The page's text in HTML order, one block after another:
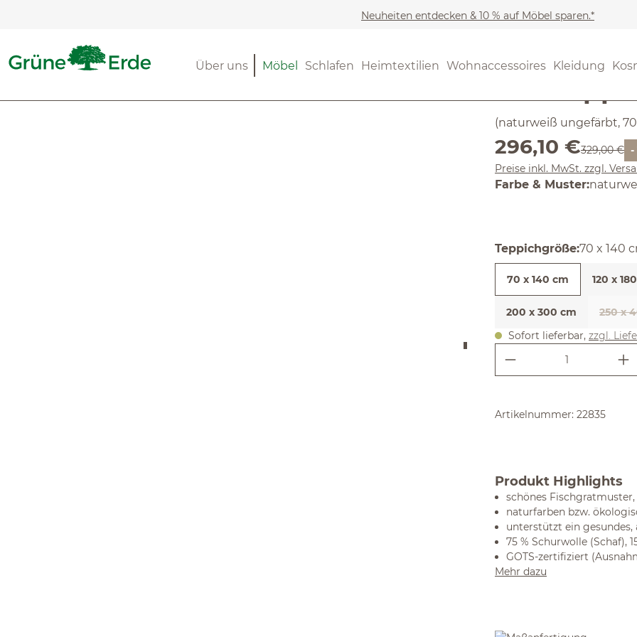
Neuheiten entdecken & 10 % auf Möbel sparen.*
Möbel Schlafen Heimtextilien Wohnaccessoires Kleidung
Über uns (4.66) 29
(naturweiß ungefärbt,
Verkaufspreis:
296,10 €Regulärer
329,00 € -
Preise inkl. MwSt. zzgl.
Farbe & Muster:
Teppichgröße:70 x 140
70 x 140 cm 120 x
200 x 300 cm 250 x
Sofort lieferbar, zzgl.
Produkt
Artikelnummer: 22835
Produkt Highlights
schönes
naturfarben bzw.
unterstützt ein
75 % Schurwolle (Schaf),
GOTS-zertifiziert
Mehr dazu